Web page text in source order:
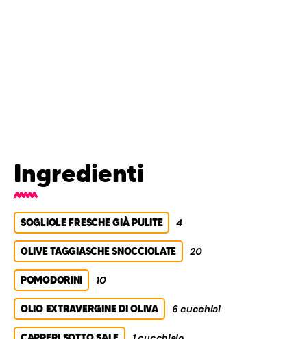
Ingredienti
SOGLIOLE FRESCHE GIÀ PULITE 4
OLIVE TAGGIASCHE SNOCCIOLATE 20
POMODORINI 10
OLIO EXTRAVERGINE DI OLIVA 6 cucchiai